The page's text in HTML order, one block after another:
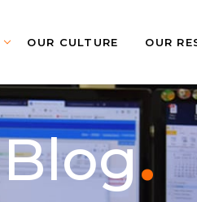
OUR CULTURE OUR
Blog.